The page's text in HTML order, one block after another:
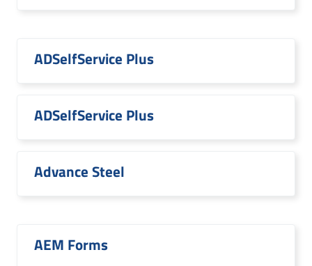
ADSelfService Plus
ADSelfService Plus
Advance Steel
AEM Forms